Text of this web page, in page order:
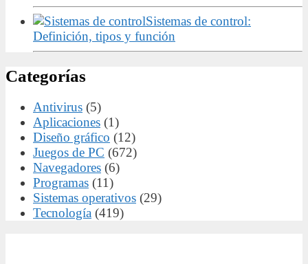
Sistemas de control:
Definición, tipos y función
Categorías
Antivirus (5)
Aplicaciones (1)
Diseño gráfico (12)
Juegos de PC (672)
Navegadores (6)
Programas (11)
Sistemas operativos (29)
Tecnología (419)